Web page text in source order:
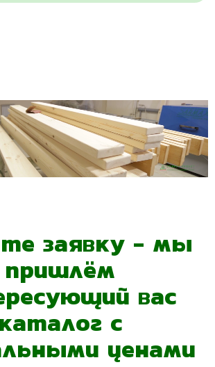
заявку - мы
пришлём
вас
каталог с
ценами